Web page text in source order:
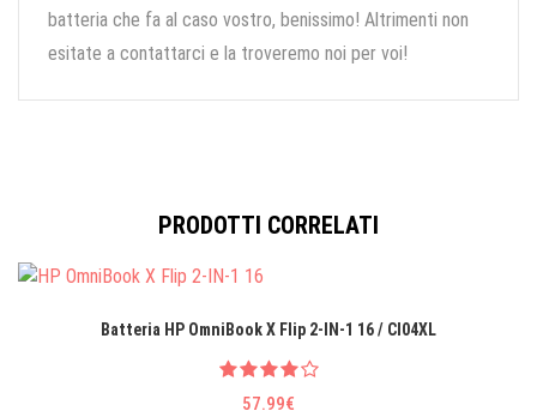
batteria che fa al caso vostro, benissimo! Altrimenti non
esitate a contattarci e la troveremo noi per voi!
PRODOTTI CORRELATI
Batteria HP OmniBook X Flip 2-IN-1 16 / CI04XL
57.99€